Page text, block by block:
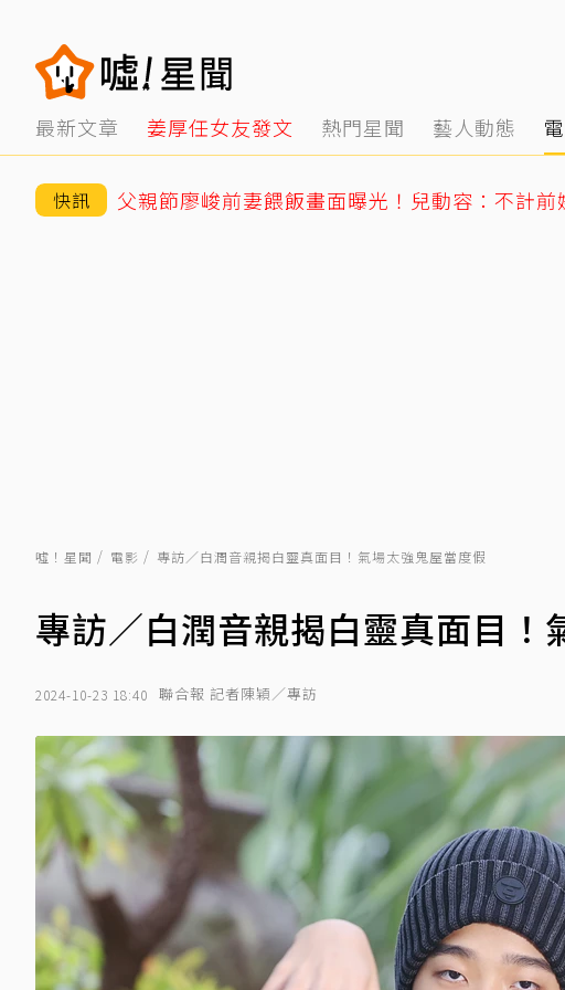
最新文章 姜厚任女友發文 熱門星聞 藝人動態
快訊 父親節廖峻前妻餵飯畫面曝光！兒動容：不計前
噓！星聞 電影 專訪／白潤音親揭白靈真面目！氣場太強鬼屋當度假
專訪／白潤音親揭白靈真面目！
2024-10-23 18:40 聯合報 記者陳穎／專訪